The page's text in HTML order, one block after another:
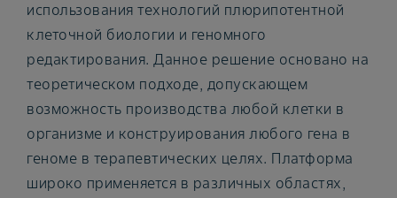
использования технологий плюрипотентной
клеточной биологии и геномного
редактирования. Данное решение основано на
теоретическом подходе, допускающем
возможность производства любой клетки в
организме и конструирования любого гена в
геноме в терапевтических целях. Платформа
широко применяется в различных областях,